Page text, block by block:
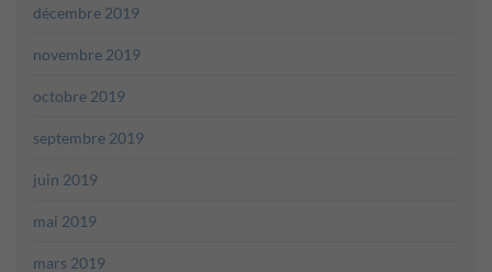
décembre 2019
novembre 2019
octobre 2019
septembre 2019
juin 2019
mai 2019
mars 2019